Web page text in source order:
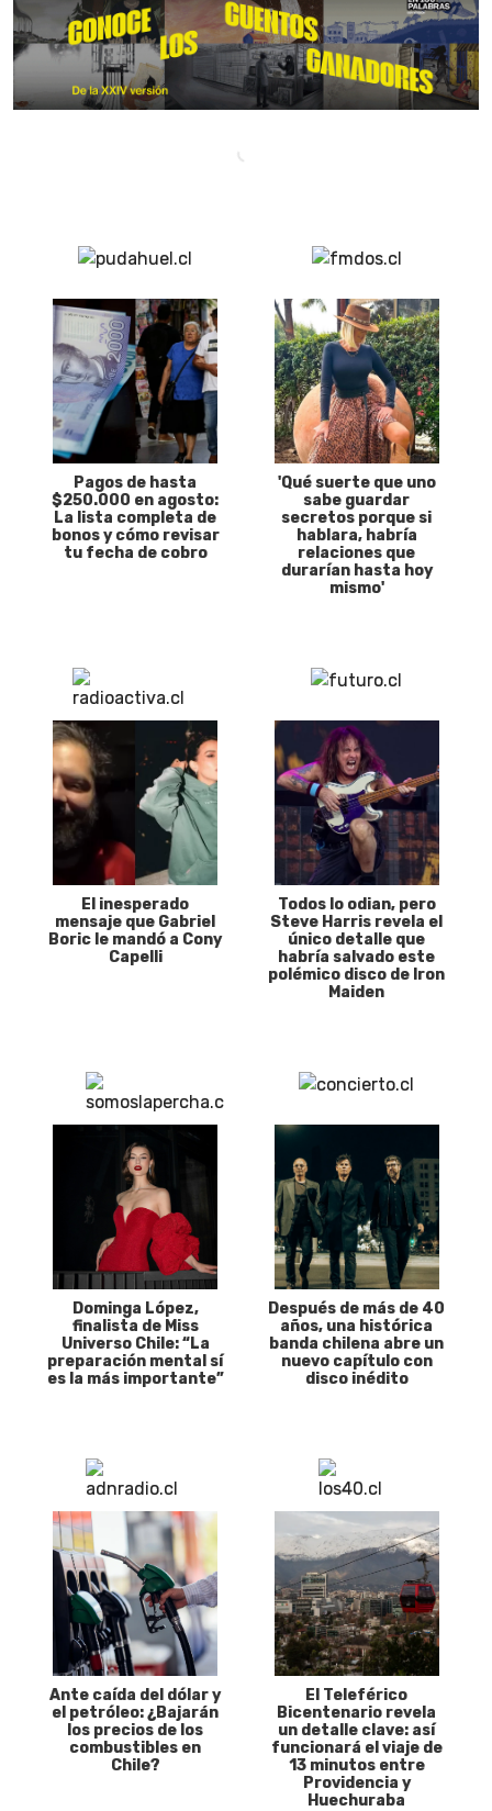
Pagos de hasta
$250.000 en agosto:
La lista completa de
bonos y cómo revisar
tu fecha de cobro
'Qué suerte que uno
sabe guardar
secretos porque si
hablara, habría
relaciones que
durarían hasta hoy
mismo'
El inesperado
mensaje que Gabriel
Boric le mandó a Cony
Capelli
Todos lo odian, pero
Steve Harris revela el
único detalle que
habría salvado este
polémico disco de Iron
Maiden
Dominga López,
finalista de Miss
Universo Chile: “La
preparación mental sí
es la más importante”
Después de más de 40
años, una histórica
banda chilena abre un
nuevo capítulo con
disco inédito
Ante caída del dólar y
el petróleo: ¿Bajarán
los precios de los
combustibles en
Chile?
El Teleférico
Bicentenario revela
un detalle clave: así
funcionará el viaje de
13 minutos entre
Providencia y
Huechuraba